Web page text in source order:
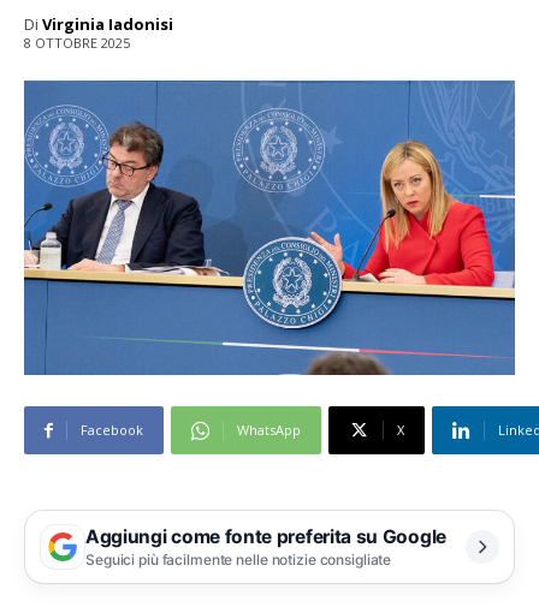
Di Virginia Iadonisi
8 OTTOBRE 2025
Facebook WhatsApp X
Aggiungi come fonte preferita su Google
Seguici più facilmente nelle notizie consigliate